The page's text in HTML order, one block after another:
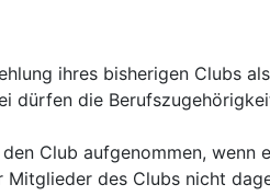
ihres bisherigen Clubs
die
Club aufgenommen, wenn
des Clubs nicht